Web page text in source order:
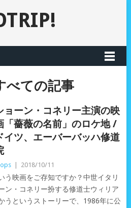
べての記事
ョーン・コネリー主演の映
「薔薇の名前」のロケ地 /
イツ、エーバーバッハ修道
2018/10/11
う映画をご存知ですか？中世イタリ
ン・コネリー扮する修道士ウィリア
うというストーリーで、1986年に公